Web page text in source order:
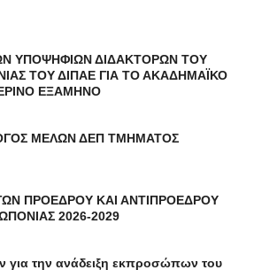
ΥΠΟΨΗΦΙΩΝ ΔΙΔΑΚΤΟΡΩΝ ΤΟΥ
ΤΟΥ ΔΙΠΑΕ ΓΙΑ ΤΟ ΑΚΑΔΗΜΑΪΚΟ
ΕΞΑΜΗΝΟ
ΜΕΛΩΝ ΔΕΠ ΤΜΗΜΑΤΟΣ
ΠΡΟΕΔΡΟΥ ΚΑΙ ΑΝΤΙΠΡΟΕΔΡΟΥ
2026-2029
για την ανάδειξη εκπροσώπων του